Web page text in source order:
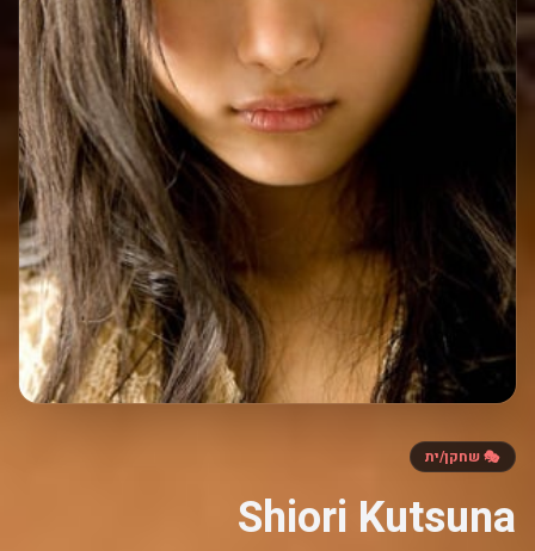
🎭 שחקן/ית
Shiori Kutsuna